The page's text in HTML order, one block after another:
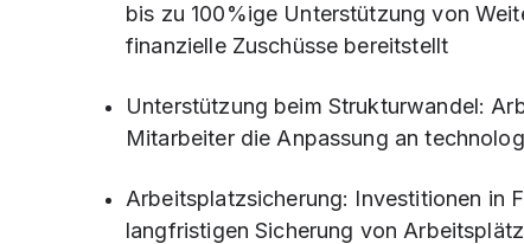
bis zu 100%ige Unterstützung von
finanzielle Zuschüsse bereitstellt
Unterstützung beim Strukturwandel:
Mitarbeiter die Anpassung an
Arbeitsplatzsicherung: Investitionen in
langfristigen Sicherung von